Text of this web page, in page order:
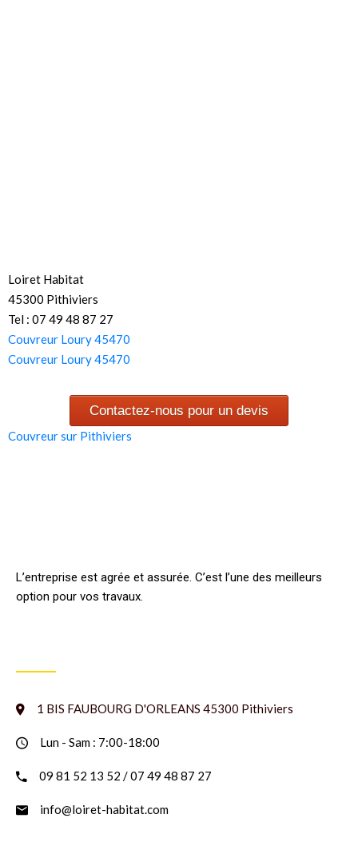
Loiret Habitat
45300 Pithiviers
Tel : 07 49 48 87 27
Couvreur Loury 45470
Couvreur Loury 45470
Contactez-nous pour un devis
Couvreur sur Pithiviers
L’entreprise est agrée et assurée. C’est l’une des meilleurs
option pour vos travaux.
1 BIS FAUBOURG D'ORLEANS 45300 Pithiviers
Lun - Sam : 7:00-18:00
09 81 52 13 52 / 07 49 48 87 27
info@loiret-habitat.com